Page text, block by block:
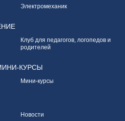
Электромеханик
Клуб для педагогов, логопедов и
родителей
КУРСЫ
Мини-курсы
Новости